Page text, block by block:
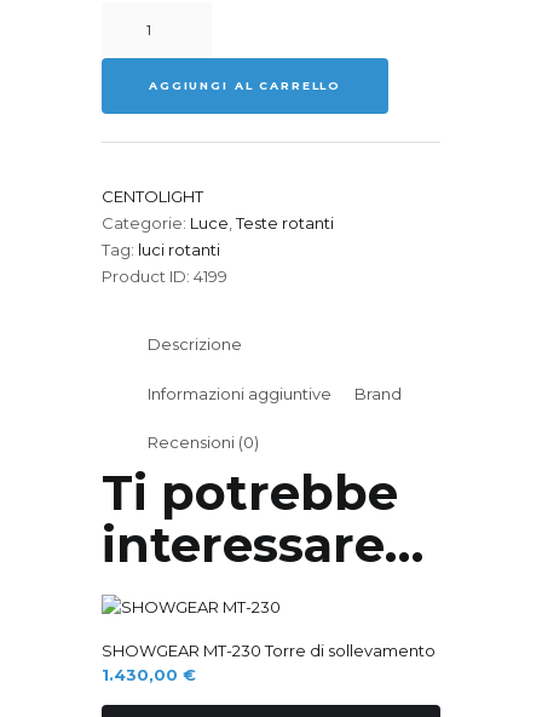
THESIS
280
ZOOM
Mobile
AGGIUNGI AL CARRELLO
CENTOLIGHT
Categorie: Luce ,Teste rotanti
Tag: luci rotanti
Product ID: 4199
Descrizione
Informazioni aggiuntive Brand
Recensioni (0)
Ti potrebbe
interessare…
SHOWGEAR MT-230 Torre di sollevamento
1.430,00 €